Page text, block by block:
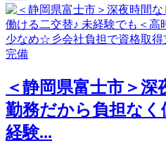
＜静岡県富士市＞
勤務だから負担なく
経験...